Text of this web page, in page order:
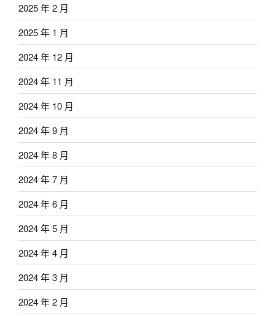
2025 年 2 月
2025 年 1 月
2024 年 12 月
2024 年 11 月
2024 年 10 月
2024 年 9 月
2024 年 8 月
2024 年 7 月
2024 年 6 月
2024 年 5 月
2024 年 4 月
2024 年 3 月
2024 年 2 月